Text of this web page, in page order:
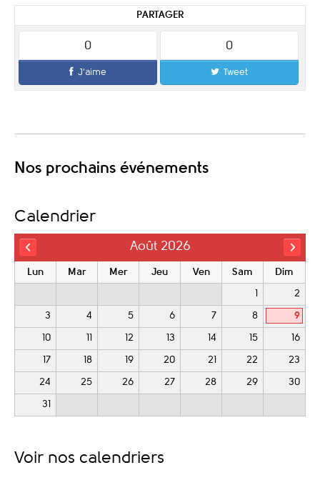
PARTAGER
0
J'aime
0
Tweet
Nos prochains événements
Calendrier
Août 2026
Lun Mar Mer Jeu Ven Sam Dim
2
3 4 5 6 7 8 9
10 12 13 14 15 16
17 18 19 20 21 22 23
24 25 26 27 28 29 30
31
Voir nos calendriers